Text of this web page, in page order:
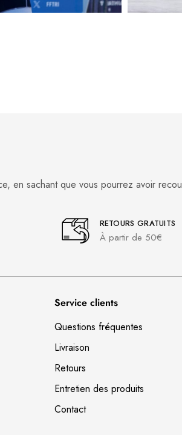
en sachant que vous pourrez avoir
RETOURS GRATUITS
À partir de 50€
Service clients
Questions fréquentes
Livraison
Retours
Entretien des produits
Contact